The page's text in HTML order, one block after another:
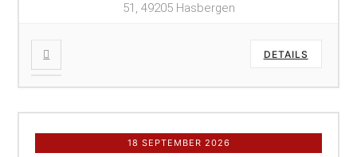
51, 49205 Hasbergen
DETAILS
18 SEPTEMBER 2026